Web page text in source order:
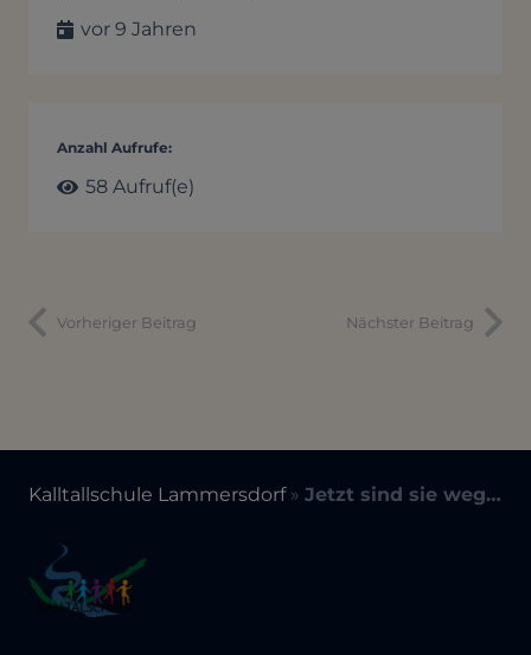
vor 9 Jahren
Anzahl Aufrufe:
58 Aufruf(e)
Vorheriger Beitrag Nächster Beitrag
Kalltallschule Lammersdorf» Jetzt sind sie weg…